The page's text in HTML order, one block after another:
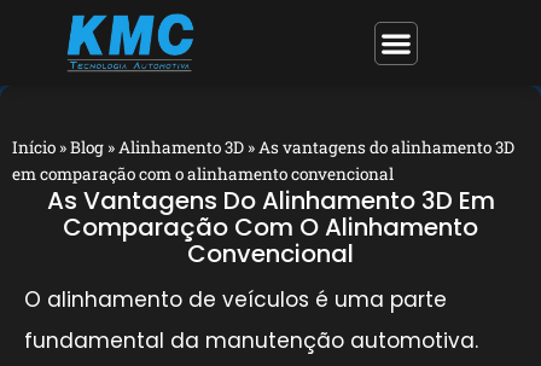
Início »Blog »Alinhamento 3D »As vantagens do alinhamento 3D
em comparação com o alinhamento convencional
As Vantagens Do Alinhamento 3D Em
Comparação Com O Alinhamento
Convencional
O alinhamento de veículos é uma parte
fundamental da manutenção automotiva.